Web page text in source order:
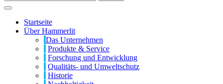
Startseite
Über Hammerlit
Das Unternehmen
Produkte & Service
Forschung und Entwicklung
Qualitäts- und Umweltschutz
Historie